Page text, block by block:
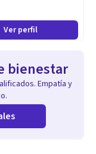
Ver perfil
bienestar
Empatía y